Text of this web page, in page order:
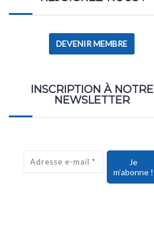
DEVENIR MEMBRE
INSCRIPTION À NOTRE
NEWSLETTER